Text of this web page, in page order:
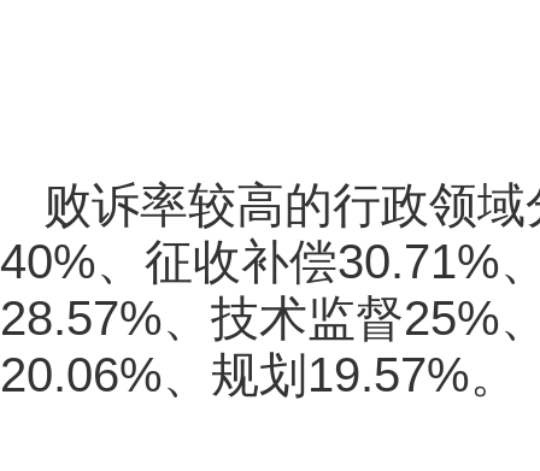
败诉率较高的行政领
40%、征收补偿30.71%
28.57%、技术监督25%
20.06%、规划19.57%。